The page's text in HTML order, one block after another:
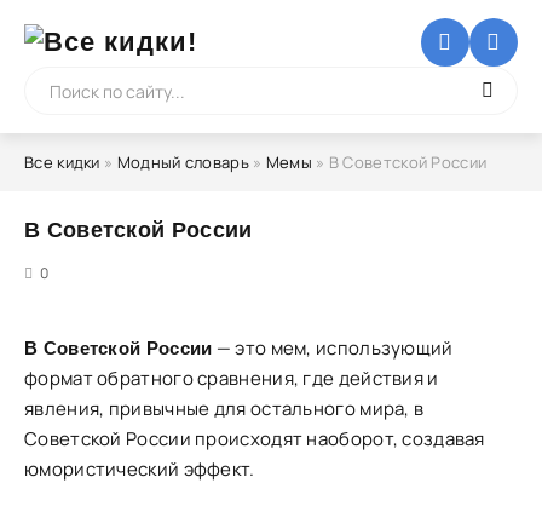
Все кидки » Модный словарь» Мемы » В Советской России
В Советской России
0
В Советской России — это мем, использующий
формат обратного сравнения, где действия и
явления, привычные для остального мира, в
Советской России происходят наоборот, создавая
юмористический эффект.